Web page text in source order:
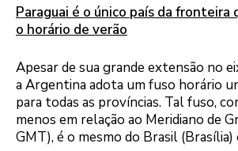
Paraguai é o único país da fronteira
o horário de verão
Apesar de sua grande extensão no
a Argentina adota um fuso horário
para todas as províncias. Tal fuso,
menos em relação ao Meridiano de
GMT), é o mesmo do Brasil (Brasília)